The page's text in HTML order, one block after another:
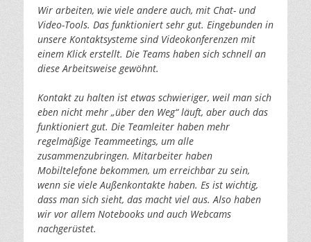
Wir arbeiten, wie viele andere auch, mit Chat- und
Video-Tools. Das funktioniert sehr gut. Eingebunden in
unsere Kontaktsysteme sind Videokonferenzen mit
einem Klick erstellt. Die Teams haben sich schnell an
diese Arbeitsweise gewöhnt.
Kontakt zu halten ist etwas schwieriger, weil man sich
eben nicht mehr „über den Weg“ läuft, aber auch das
funktioniert gut. Die Teamleiter haben mehr
regelmäßige Teammeetings, um alle
zusammenzubringen. Mitarbeiter haben
Mobiltelefone bekommen, um erreichbar zu sein,
wenn sie viele Außenkontakte haben. Es ist wichtig,
dass man sich sieht, das macht viel aus. Also haben
wir vor allem Notebooks und auch Webcams
nachgerüstet.